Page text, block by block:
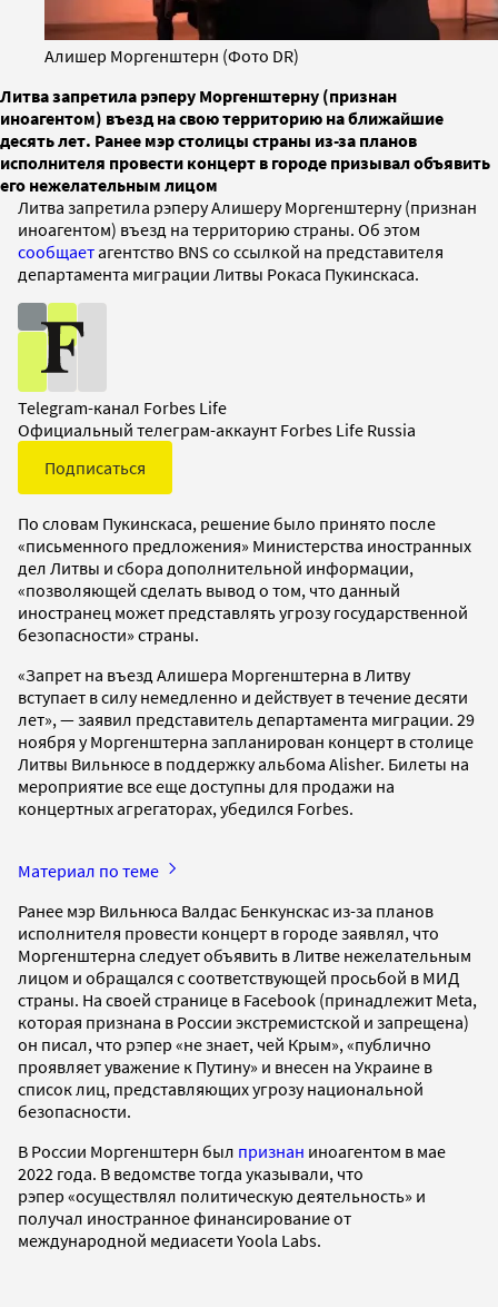
Алишер Моргенштерн (Фото DR)
Литва запретила рэперу Моргенштерну (признан
иноагентом) въезд на свою территорию на ближайшие
десять лет. Ранее мэр столицы страны из-за планов
исполнителя провести концерт в городе призывал объявить
его нежелательным лицом
Литва запретила рэперу Алишеру Моргенштерну (признан
иноагентом) въезд на территорию страны. Об этом
сообщаетагентство BNS со ссылкой на представителя
департамента миграции Литвы Рокаса Пукинскаса.
Telegram-канал Forbes Life
Официальный телеграм-аккаунт Forbes Life Russia
Подписаться
По словам Пукинскаса, решение было принято после
«письменного предложения» Министерства иностранных
дел Литвы и сбора дополнительной информации,
«позволяющей сделать вывод о том, что данный
иностранец может представлять угрозу государственной
безопасности» страны.
«Запрет на въезд Алишера Моргенштерна в Литву
вступает в силу немедленно и действует в течение десяти
лет», — заявил представитель департамента миграции. 29
ноября у Моргенштерна запланирован концерт в столице
Литвы Вильнюсе в поддержку альбома Alisher. Билеты на
мероприятие все еще доступны для продажи на
концертных агрегаторах, убедился Forbes.
Материал по теме
Ранее мэр Вильнюса Валдас Бенкунскас из-за планов
исполнителя провести концерт в городе заявлял, что
Моргенштерна следует объявить в Литве нежелательным
лицом и обращался с соответствующей просьбой в МИД
страны. На своей странице в Facebook (принадлежит Meta,
которая признана в России экстремистской и запрещена)
он писал, что рэпер «не знает, чей Крым», «публично
проявляет уважение к Путину» и внесен на Украине в
список лиц, представляющих угрозу национальной
безопасности.
В России Моргенштерн был признан иноагентом в мае
2022 года. В ведомстве тогда указывали, что
рэпер «осуществлял политическую деятельность» и
получал иностранное финансирование от
международной медиасети Yoola Labs.